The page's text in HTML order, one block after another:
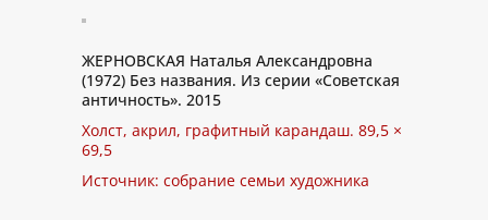
ЖЕРНОВСКАЯ Наталья Александровна
(1972) Без названия. Из серии «Советская
античность». 2015
Холст, акрил, графитный карандаш. 89,5 ×
69,5
Источник: собрание семьи художника